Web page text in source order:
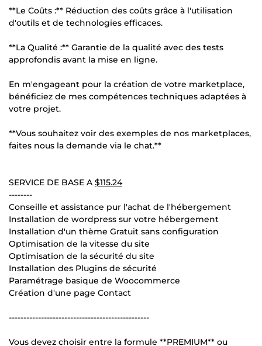
**Le Coûts :** Réduction des coûts grâce à l'utilisation
d'outils et de technologies efficaces.
**La Qualité :** Garantie de la qualité avec des tests
approfondis avant la mise en ligne.
En m'engageant pour la création de votre marketplace,
bénéficiez de mes compétences techniques adaptées à
votre projet.
**Vous souhaitez voir des exemples de nos marketplaces,
faites nous la demande via le chat.**
SERVICE DE BASE A $115.24
--------
Conseille et assistance pur l'achat de l'hébergement
Installation de wordpress sur votre hébergement
Installation d'un thème Gratuit sans configuration
Optimisation de la vitesse du site
Optimisation de la sécurité du site
Installation des Plugins de sécurité
Paramétrage basique de Woocommerce
Création d'une page Contact
------------------------------------------------
Vous devez choisir entre la formule **PREMIUM** ou